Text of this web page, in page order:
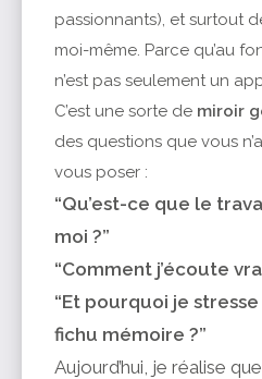
passionnants), et surtout
moi-même. Parce qu’au
n’est pas seulement un
C’est une sorte de miroir
des questions que vous
vous poser :
“Qu’est-ce que le
moi ?”
“Comment j’écoute
“Et pourquoi je
fichu mémoire ?”
Aujourd’hui, je réalise